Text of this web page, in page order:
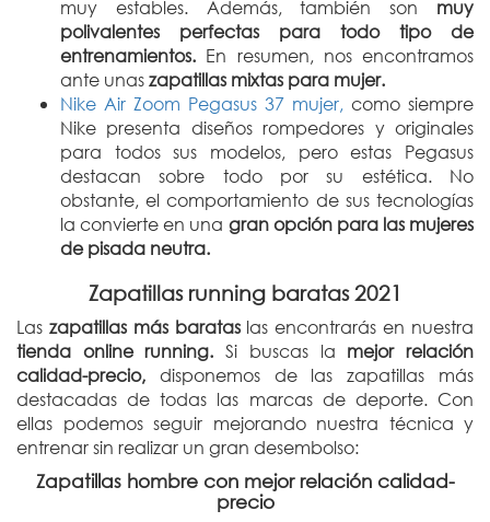
muy estables. Además, también son muy
polivalentes perfectas para todo tipo de
entrenamientos. En resumen, nos encontramos
ante unaszapatillas mixtas para mujer.
Nike Air Zoom Pegasus 37 mujer, como siempre
Nike presenta diseños rompedores y originales
para todos sus modelos, pero estas Pegasus
destacan sobre todo por su estética. No
obstante, el comportamiento de sus tecnologías
la convierte en una gran opción para las mujeres
de pisada neutra.
Zapatillas running baratas 2021
Las zapatillas más barataslas encontrarás en nuestra
tienda online running. Si buscas la mejor relación
calidad-precio, disponemos de las zapatillas más
destacadas de todas las marcas de deporte. Con
ellas podemos seguir mejorando nuestra técnica y
entrenar sin realizar un gran desembolso:
Zapatillas hombre con mejor relación calidad-
precio